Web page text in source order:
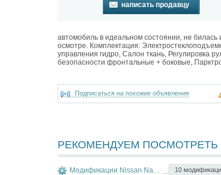
написать продавцу
автомобиль в идеальном состоянии, не билась
осмотре. Комплектация:
управления гидро, Салон ткань, Регулировка
безопасности фронтальные + боковые,
Подписаться на похожие объявления
РЕКОМЕНДУЕМ ПОСМОТРЕТЬ
10
Модификации Nissan Navara